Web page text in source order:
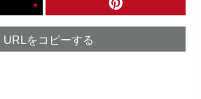
URLをコピーする